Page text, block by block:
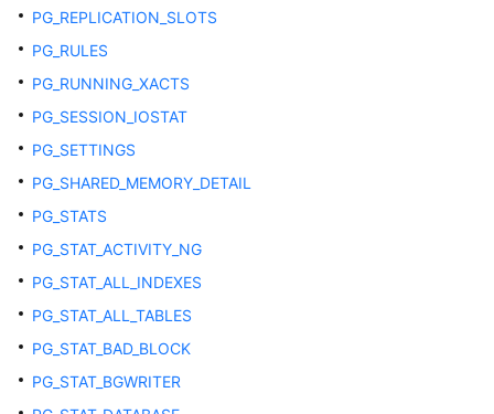
和
管
理
动
态
透
明
密
DATABASE
PG_REPLICATION_SLOTS
PG_RULES
PG_RUNNING_XACTS
PG_SESSION_IOSTAT
PG_SETTINGS
PG_SHARED_MEMORY_DETAIL
PG_STATS
PG_STAT_ACTIVITY_NG
PG_STAT_ALL_INDEXES
PG_STAT_ALL_TABLES
PG_STAT_BAD_BLOCK
PG_STAT_BGWRITER